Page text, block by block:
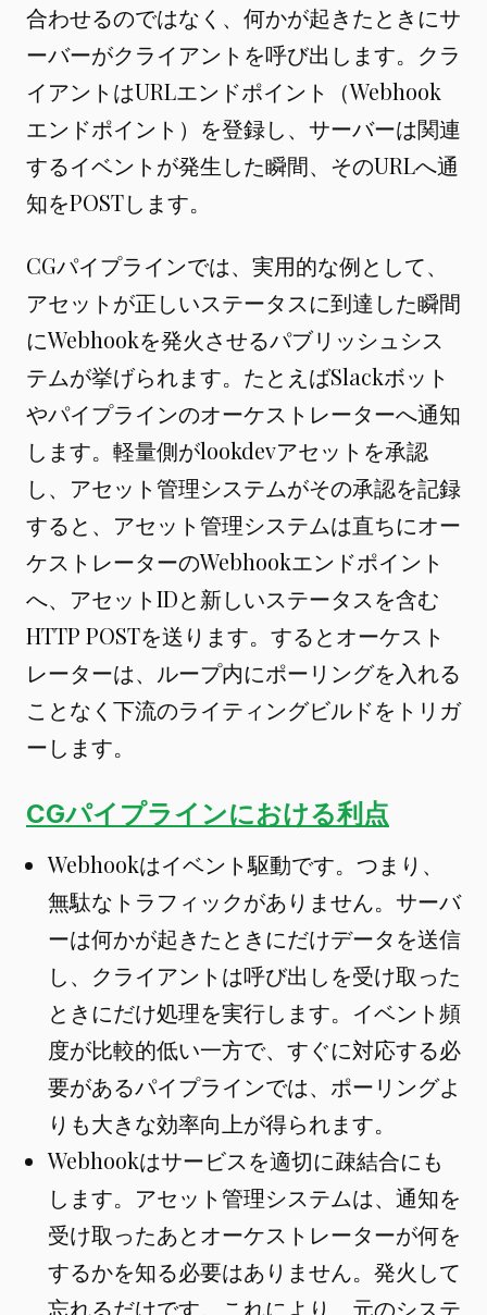
合わせるのではなく、何かが起きたときにサ
ーバーがクライアントを呼び出します。クラ
イアントはURLエンドポイント（Webhook
エンドポイント）を登録し、サーバーは関連
するイベントが発生した瞬間、そのURLへ通
知をPOSTします。
CGパイプラインでは、実用的な例として、
アセットが正しいステータスに到達した瞬間
にWebhookを発火させるパブリッシュシス
テムが挙げられます。たとえばSlackボット
やパイプラインのオーケストレーターへ通知
します。軽量側がlookdevアセットを承認
し、アセット管理システムがその承認を記録
すると、アセット管理システムは直ちにオー
ケストレーターのWebhookエンドポイント
へ、アセットIDと新しいステータスを含む
HTTP POSTを送ります。するとオーケスト
レーターは、ループ内にポーリングを入れる
ことなく下流のライティングビルドをトリガ
ーします。
CGパイプラインにおける利点
Webhookはイベント駆動です。つまり、
無駄なトラフィックがありません。サーバ
ーは何かが起きたときにだけデータを送信
し、クライアントは呼び出しを受け取った
ときにだけ処理を実行します。イベント頻
度が比較的低い一方で、すぐに対応する必
要があるパイプラインでは、ポーリングよ
りも大きな効率向上が得られます。
Webhookはサービスを適切に疎結合にも
します。アセット管理システムは、通知を
受け取ったあとオーケストレーターが何を
するかを知る必要はありません。発火して
忘れるだけです。これにより、元のシステ